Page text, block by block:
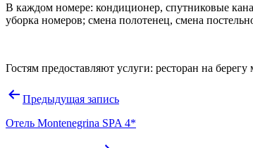
В каждом номере: кондиционер, спутниковые
уборка номеров; смена полотенец, смена
Гостям предоставляют услуги: ресторан на
Навигация
записям
Предыдущая запись
Отель Montenegrina SPA 4*